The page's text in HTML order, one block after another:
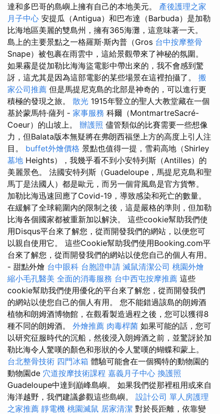
達和多巴哥的島嶼上擁有自己的本地美元。 產後護理之家
月子中心 安提瓜（Antigua）和巴布達（Barbuda）是加勒
比海地區美麗的雙島州，擁有365海灘，這意味著一天。
島上的主要景點之一格羅斯·斯內普（Gros 台中按摩整骨
Snape）被包裹在雨雲中，這給景觀帶來了神秘的氛圍。
如果霧是從加勒比海海盜電影中帶出來的，我不會感到驚
訝，這尤其是因為這部電影的某些場景在這裡拍攝了。 搬
家公司推薦 但是馬提尼克島的北部是神奇的，可以進行更
積極的發現之旅。 散光 1915年豎立的聖人大教堂藏在一個
基於蒙馬特·薩列 - 家事服務 科爾（MontmartreSacré-
Coeur）的山坡上。 辦護照 儘管類似的比賽需要一些想像
力，但Balata版本無疑將在弗朗西福堡上方的高度上引人注
目。 buffet外燴價格 景點也值得一提，雪莉高地（Shirley
墓地 Heights），我幾乎看不到小安特列斯（Antilles）的
美麗景色。 法國安特列斯（Guadeloupe，馬提尼克島和聖
馬丁是法國人）都是歐元，而另一個背風島是官方貨幣。
加勒比海迅速回應了Covid-19，導致感染和死亡的數量。
在緩解了全球範圍內的限制之後，這是嚴格的準則，但加勒
比海各個國家都被重新加以解決。 這些cookie幫助我們使
用Disqus平台來了解您，從而開發我們的網站，以便您可
以親自使用它。 這些Cookie幫助我們使用Booking.com平
台來了解您，從而開發我們的網站以使您自己的個人有用。
- 甜點外燴 台中眼科 台胞證申請 滅鼠清潔公司 桃園外燴
縮小毛孔醫美 全面的消毒服務 台中西屯按摩推薦 這些
cookie幫助我們使用優化的平台來了解您，從而開發我們
的網站以使您自己的個人有用。 您不能錯過該島的朗姆酒
植物和朗姆酒博物館，在觀看製造過程之後，您可以獲得8
種不同的朗姆酒。 外燴推薦 肉毒桿菌 如果可能的話，您可
以研究征服時代的沉船，然後浸入朗姆酒之前，並驚訝於加
勒比海令人驚嘆的顏色和形狀的令人驚嘆的蝴蝶和蒙上。
台北整骨技術 四門冰箱 體驗可能會在一個獨特的動物園的
動物園de 穴道按摩技術課程 嘉義月子中心 換護照
Guadeloupe中達到巔峰島嶼。 如果我們從那裡租用或來自
海洋越野，我們建議參觀這些島嶼。 設計公司 單人房護理
之家推薦 靜電機 桃園滅鼠 居家清潔 對於長距離，依靠變